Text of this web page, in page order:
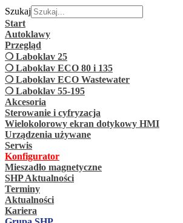
Szukaj
Start
Autoklawy
Przegląd
❍ Laboklav 25
❍ Laboklav ECO 80 i 135
❍ Laboklav ECO Wastewater
❍ Laboklav 55-195
Akcesoria
Sterowanie i cyfryzacja
Wielokolorowy ekran dotykowy HMI
Urządzenia używane
Serwis
Konfigurator
Mieszadło magnetyczne
SHP Aktualności
Terminy
Aktualności
Kariera